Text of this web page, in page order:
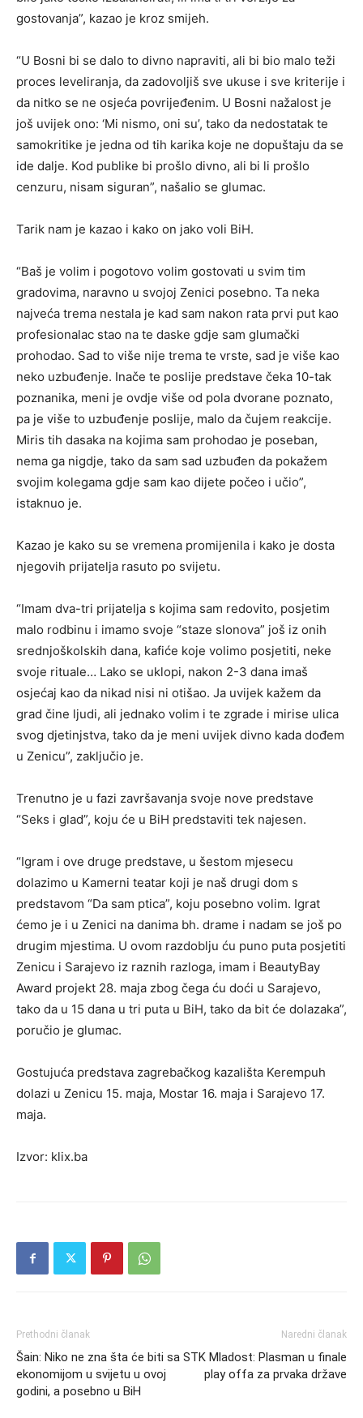
gostovanja”, kazao je kroz smijeh.
“U Bosni bi se dalo to divno napraviti, ali bi bio malo teži
proces leveliranja, da zadovoljiš sve ukuse i sve kriterije i
da nitko se ne osjeća povrijeđenim. U Bosni nažalost je
još uvijek ono: ‘Mi nismo, oni su’, tako da nedostatak te
samokritike je jedna od tih karika koje ne dopuštaju da se
ide dalje. Kod publike bi prošlo divno, ali bi li prošlo
cenzuru, nisam siguran”, našalio se glumac.
Tarik nam je kazao i kako on jako voli BiH.
“Baš je volim i pogotovo volim gostovati u svim tim
gradovima, naravno u svojoj Zenici posebno. Ta neka
najveća trema nestala je kad sam nakon rata prvi put kao
profesionalac stao na te daske gdje sam glumački
prohodao. Sad to više nije trema te vrste, sad je više kao
neko uzbuđenje. Inače te poslije predstave čeka 10-tak
poznanika, meni je ovdje više od pola dvorane poznato,
pa je više to uzbuđenje poslije, malo da čujem reakcije.
Miris tih dasaka na kojima sam prohodao je poseban,
nema ga nigdje, tako da sam sad uzbuđen da pokažem
svojim kolegama gdje sam kao dijete počeo i učio”,
istaknuo je.
Kazao je kako su se vremena promijenila i kako je dosta
njegovih prijatelja rasuto po svijetu.
“Imam dva-tri prijatelja s kojima sam redovito, posjetim
malo rodbinu i imamo svoje “staze slonova” još iz onih
srednjoškolskih dana, kafiće koje volimo posjetiti, neke
svoje rituale… Lako se uklopi, nakon 2-3 dana imaš
osjećaj kao da nikad nisi ni otišao. Ja uvijek kažem da
grad čine ljudi, ali jednako volim i te zgrade i mirise ulica
svog djetinjstva, tako da je meni uvijek divno kada dođem
u Zenicu”, zaključio je.
Trenutno je u fazi završavanja svoje nove predstave
“Seks i glad”, koju će u BiH predstaviti tek najesen.
“Igram i ove druge predstave, u šestom mjesecu
dolazimo u Kamerni teatar koji je naš drugi dom s
predstavom “Da sam ptica”, koju posebno volim. Igrat
ćemo je i u Zenici na danima bh. drame i nadam se još po
drugim mjestima. U ovom razdoblju ću puno puta posjetiti
Zenicu i Sarajevo iz raznih razloga, imam i BeautyBay
Award projekt 28. maja zbog čega ću doći u Sarajevo,
tako da u 15 dana u tri puta u BiH, tako da bit će dolazaka”,
poručio je glumac.
Gostujuća predstava zagrebačkog kazališta Kerempuh
dolazi u Zenicu 15. maja, Mostar 16. maja i Sarajevo 17.
maja.
Izvor: klix.ba
Prethodni članak
Šain: Niko ne zna šta će biti sa
ekonomijom u svijetu u ovoj
godini, a posebno u BiH
Naredni članak
STK Mladost: Plasman u finale
play offa za prvaka države